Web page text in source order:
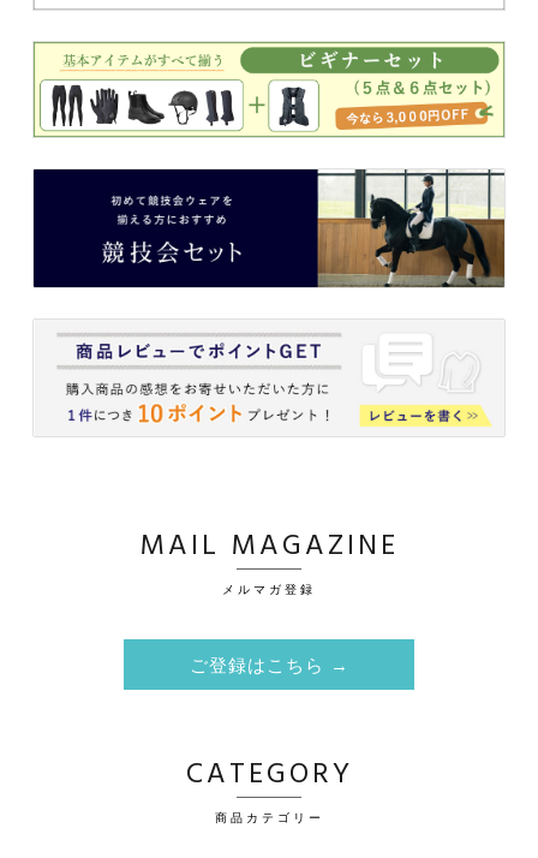
MAIL MAGAZINE
メルマガ登録
ご登録はこちら →
CATEGORY
商品カテゴリー